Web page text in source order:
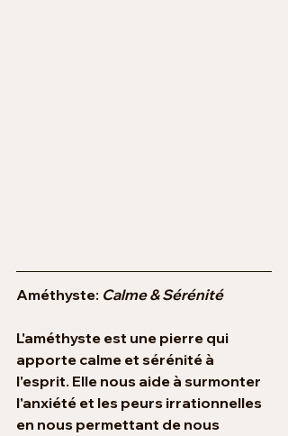
Améthyste: Calme & Sérénité
L'améthyste est une pierre qui
apporte calme et sérénité à
l'esprit. Elle nous aide à surmonter
l'anxiété et les peurs irrationnelles
en nous permettant de nous